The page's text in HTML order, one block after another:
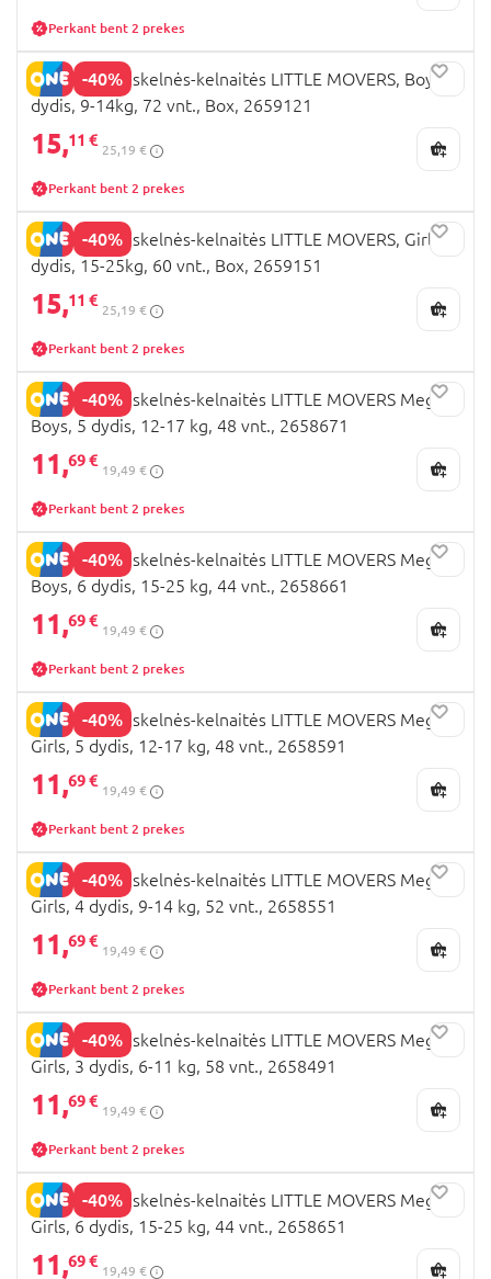
Perkant bent 2 prekes
-40%
HUGGIES sauskelnės-kelnaitės LITTLE MOVERS, Boys, 4
dydis, 9-14kg, 72 vnt., Box, 2659121
15,11 €
25,19 €
Perkant bent 2 prekes
-40%
HUGGIES sauskelnės-kelnaitės LITTLE MOVERS, Girls, 6
dydis, 15-25kg, 60 vnt., Box, 2659151
15,11 €
25,19 €
Perkant bent 2 prekes
-40%
HUGGIES sauskelnės-kelnaitės LITTLE MOVERS Mega,
Boys, 5 dydis, 12-17 kg, 48 vnt., 2658671
11,69 €
19,49 €
Perkant bent 2 prekes
-40%
HUGGIES sauskelnės-kelnaitės LITTLE MOVERS Mega,
Boys, 6 dydis, 15-25 kg, 44 vnt., 2658661
11,69 €
19,49 €
Perkant bent 2 prekes
-40%
HUGGIES sauskelnės-kelnaitės LITTLE MOVERS Mega,
Girls, 5 dydis, 12-17 kg, 48 vnt., 2658591
11,69 €
19,49 €
Perkant bent 2 prekes
-40%
HUGGIES sauskelnės-kelnaitės LITTLE MOVERS Mega,
Girls, 4 dydis, 9-14 kg, 52 vnt., 2658551
11,69 €
19,49 €
Perkant bent 2 prekes
-40%
HUGGIES sauskelnės-kelnaitės LITTLE MOVERS Mega,
Girls, 3 dydis, 6-11 kg, 58 vnt., 2658491
11,69 €
19,49 €
Perkant bent 2 prekes
-40%
HUGGIES sauskelnės-kelnaitės LITTLE MOVERS Mega,
Girls, 6 dydis, 15-25 kg, 44 vnt., 2658651
11,69 €
19,49 €